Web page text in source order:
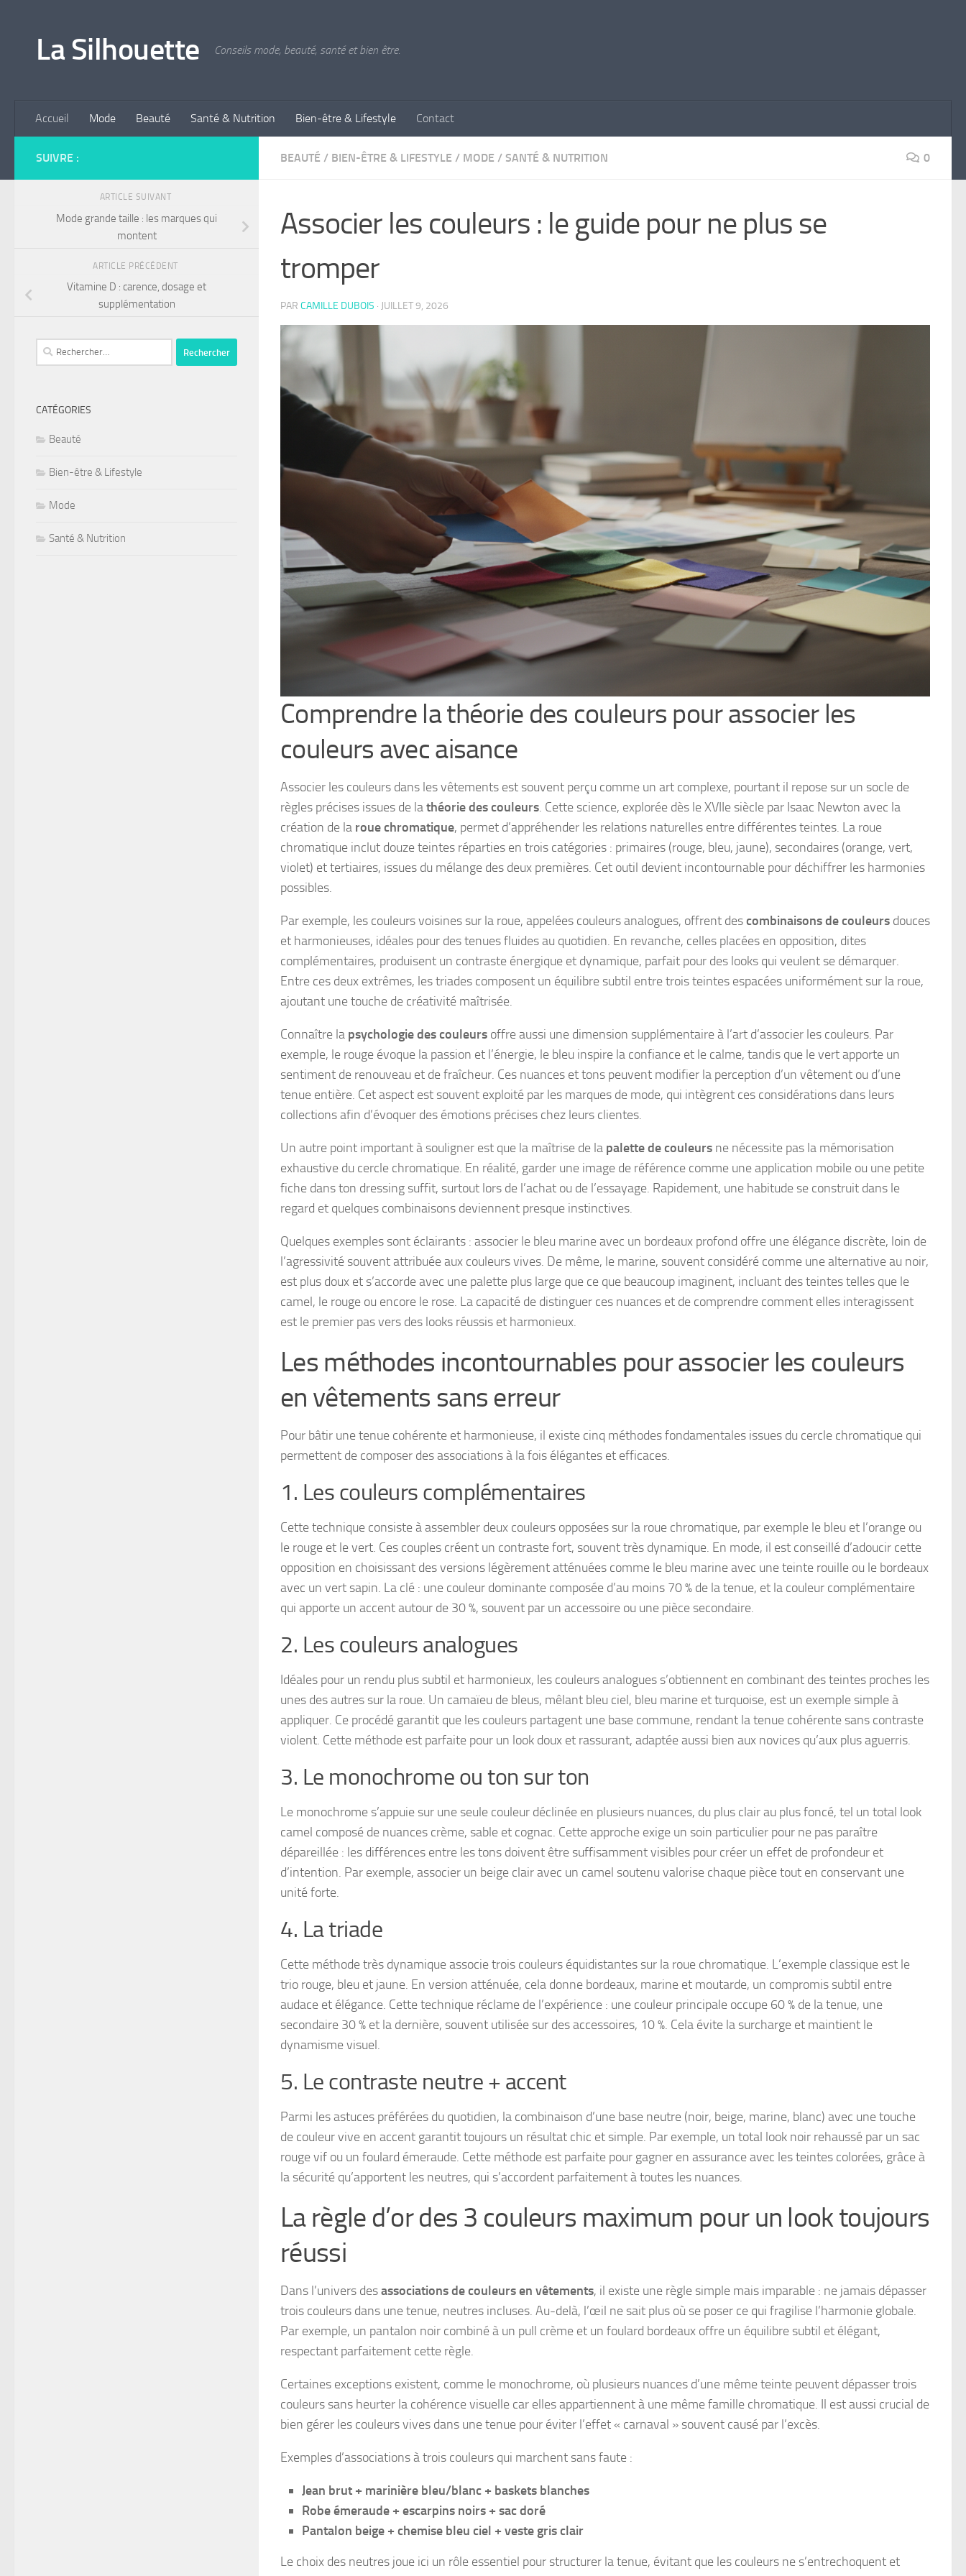
La Silhouette Conseils mode, beauté, santé et bien être.
Accueil Mode Beauté Santé & Nutrition Bien-être & Lifestyle Contact
BEAUTÉ / BIEN-ÊTRE & LIFESTYLE / MODE / SANTÉ & NUTRITION 0
Associer les couleurs : le guide pour ne plus se
tromper
PAR CAMILLE DUBOIS · JUILLET 9, 2026
Comprendre la théorie des couleurs pour associer les
couleurs avec aisance
Associer les couleurs dans les vêtements est souvent perçu comme un art complexe, pourtant il repose sur un socle de
règles précises issues de lathéorie des couleurs. Cette science, explorée dès le XVIIe siècle par Isaac Newton avec la
création de la roue chromatique, permet d’appréhender les relations naturelles entre différentes teintes. La roue
chromatique inclut douze teintes réparties en trois catégories : primaires (rouge, bleu, jaune), secondaires (orange, vert,
violet) et tertiaires, issues du mélange des deux premières. Cet outil devient incontournable pour déchiffrer les harmonies
possibles.
Par exemple, les couleurs voisines sur la roue, appelées couleurs analogues, offrent descombinaisons de couleurs douces
et harmonieuses, idéales pour des tenues fluides au quotidien. En revanche, celles placées en opposition, dites
complémentaires, produisent un contraste énergique et dynamique, parfait pour des looks qui veulent se démarquer.
Entre ces deux extrêmes, les triades composent un équilibre subtil entre trois teintes espacées uniformément sur la roue,
ajoutant une touche de créativité maîtrisée.
Connaître la psychologie des couleurs offre aussi une dimension supplémentaire à l’art d’associer les couleurs. Par
exemple, le rouge évoque la passion et l’énergie, le bleu inspire la confiance et le calme, tandis que le vert apporte un
sentiment de renouveau et de fraîcheur. Ces nuances et tons peuvent modifier la perception d’un vêtement ou d’une
tenue entière. Cet aspect est souvent exploité par les marques de mode, qui intègrent ces considérations dans leurs
collections afin d’évoquer des émotions précises chez leurs clientes.
Un autre point important à souligner est que la maîtrise de la palette de couleurs ne nécessite pas la mémorisation
exhaustive du cercle chromatique. En réalité, garder une image de référence comme une application mobile ou une petite
fiche dans ton dressing suffit, surtout lors de l’achat ou de l’essayage. Rapidement, une habitude se construit dans le
regard et quelques combinaisons deviennent presque instinctives.
Quelques exemples sont éclairants : associer le bleu marine avec un bordeaux profond offre une élégance discrète, loin de
l’agressivité souvent attribuée aux couleurs vives. De même, le marine, souvent considéré comme une alternative au noir,
est plus doux et s’accorde avec une palette plus large que ce que beaucoup imaginent, incluant des teintes telles que le
camel, le rouge ou encore le rose. La capacité de distinguer ces nuances et de comprendre comment elles interagissent
est le premier pas vers des looks réussis et harmonieux.
Les méthodes incontournables pour associer les couleurs
en vêtements sans erreur
Pour bâtir une tenue cohérente et harmonieuse, il existe cinq méthodes fondamentales issues du cercle chromatique qui
permettent de composer des associations à la fois élégantes et efficaces.
1. Les couleurs complémentaires
Cette technique consiste à assembler deux couleurs opposées sur la roue chromatique, par exemple le bleu et l’orange ou
le rouge et le vert. Ces couples créent un contraste fort, souvent très dynamique. En mode, il est conseillé d’adoucir cette
opposition en choisissant des versions légèrement atténuées comme le bleu marine avec une teinte rouille ou le bordeaux
avec un vert sapin. La clé : une couleur dominante composée d’au moins 70 % de la tenue, et la couleur complémentaire
qui apporte un accent autour de 30 %, souvent par un accessoire ou une pièce secondaire.
2. Les couleurs analogues
Idéales pour un rendu plus subtil et harmonieux, les couleurs analogues s’obtiennent en combinant des teintes proches les
unes des autres sur la roue. Un camaïeu de bleus, mêlant bleu ciel, bleu marine et turquoise, est un exemple simple à
appliquer. Ce procédé garantit que les couleurs partagent une base commune, rendant la tenue cohérente sans contraste
violent. Cette méthode est parfaite pour un look doux et rassurant, adaptée aussi bien aux novices qu’aux plus aguerris.
3. Le monochrome ou ton sur ton
Le monochrome s’appuie sur une seule couleur déclinée en plusieurs nuances, du plus clair au plus foncé, tel un total look
camel composé de nuances crème, sable et cognac. Cette approche exige un soin particulier pour ne pas paraître
dépareillée : les différences entre les tons doivent être suffisamment visibles pour créer un effet de profondeur et
d’intention. Par exemple, associer un beige clair avec un camel soutenu valorise chaque pièce tout en conservant une
unité forte.
4. La triade
Cette méthode très dynamique associe trois couleurs équidistantes sur la roue chromatique. L’exemple classique est le
trio rouge, bleu et jaune. En version atténuée, cela donne bordeaux, marine et moutarde, un compromis subtil entre
audace et élégance. Cette technique réclame de l’expérience : une couleur principale occupe 60 % de la tenue, une
secondaire 30 % et la dernière, souvent utilisée sur des accessoires, 10 %. Cela évite la surcharge et maintient le
dynamisme visuel.
5. Le contraste neutre + accent
Parmi les astuces préférées du quotidien, la combinaison d’une base neutre (noir, beige, marine, blanc) avec une touche
de couleur vive en accent garantit toujours un résultat chic et simple. Par exemple, un total look noir rehaussé par un sac
rouge vif ou un foulard émeraude. Cette méthode est parfaite pour gagner en assurance avec les teintes colorées, grâce à
la sécurité qu’apportent les neutres, qui s’accordent parfaitement à toutes les nuances.
La règle d’or des 3 couleurs maximum pour un look toujours
réussi
Dans l’univers desassociations de couleurs en vêtements, il existe une règle simple mais imparable : ne jamais dépasser
trois couleurs dans une tenue, neutres incluses. Au-delà, l’œil ne sait plus où se poser ce qui fragilise l’harmonie globale.
Par exemple, un pantalon noir combiné à un pull crème et un foulard bordeaux offre un équilibre subtil et élégant,
respectant parfaitement cette règle.
Certaines exceptions existent, comme le monochrome, où plusieurs nuances d’une même teinte peuvent dépasser trois
couleurs sans heurter la cohérence visuelle car elles appartiennent à une même famille chromatique. Il est aussi crucial de
bien gérer les couleurs vives dans une tenue pour éviter l’effet « carnaval » souvent causé par l’excès.
Exemples d’associations à trois couleurs qui marchent sans faute :
Jean brut + marinière bleu/blanc + baskets blanches
Robe émeraude + escarpins noirs + sac doré
Pantalon beige + chemise bleu ciel + veste gris clair
Le choix des neutres joue ici un rôle essentiel pour structurer la tenue, évitant que les couleurs ne s’entrechoquent et
SUIVRE :
ARTICLE SUIVANT
Mode grande taille : les marques qui
montent
ARTICLE PRÉCÉDENT
Vitamine D : carence, dosage et
supplémentation
Rechercher :
CATÉGORIES
Beauté
Bien-être & Lifestyle
Mode
Santé & Nutrition